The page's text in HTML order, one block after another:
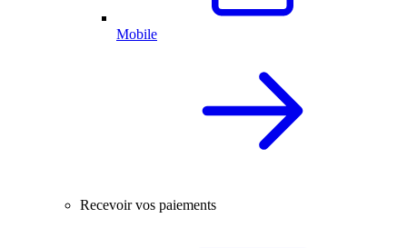
Mobile
Recevoir vos paiements